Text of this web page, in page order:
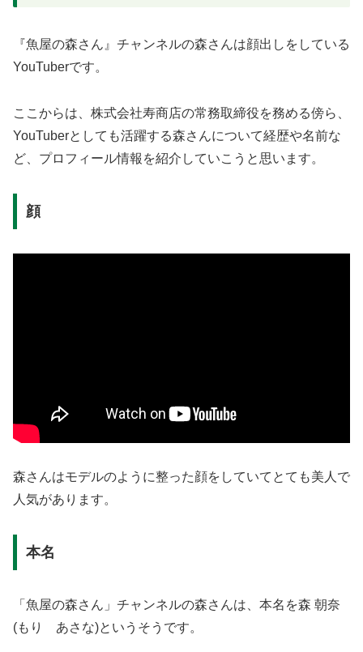
『魚屋の森さん』チャンネルの森さんは顔出しをしている
YouTuberです。
ここからは、株式会社寿商店の常務取締役を務める傍ら、
YouTuberとしても活躍する森さんについて経歴や名前な
ど、プロフィール情報を紹介していこうと思います。
顔
森さんはモデルのように整った顔をしていてとても美人で
人気があります。
本名
「魚屋の森さん」チャンネルの森さんは、本名を森 朝奈
(もり あさな)というそうです。